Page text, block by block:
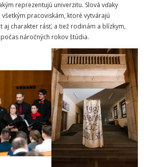
reprezentujú univerzitu. Slová vďaky
pracoviskám, ktoré vytvárajú
charakter rásť, a tiež rodinám a blízkym,
náročných rokov štúdia.